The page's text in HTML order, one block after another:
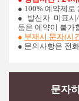
● 100% 예약제로
● 발신자 미표
등은 예약이 불가
● 부재시 문자(시
● 문의사항은 전
문자